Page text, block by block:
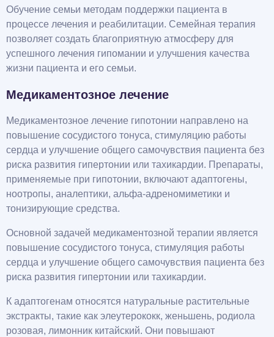
Обучение семьи методам поддержки пациента в
процессе лечения и реабилитации. Семейная терапия
позволяет создать благоприятную атмосферу для
успешного лечения гипомании и улучшения качества
жизни пациента и его семьи.
Медикаментозное лечение
Медикаментозное лечение гипотонии направлено на
повышение сосудистого тонуса, стимуляцию работы
сердца и улучшение общего самочувствия пациента без
риска развития гипертонии или тахикардии. Препараты,
применяемые при гипотонии, включают адаптогены,
ноотропы, аналептики, альфа-адреномиметики и
тонизирующие средства.
Основной задачей медикаментозной терапии является
повышение сосудистого тонуса, стимуляция работы
сердца и улучшение общего самочувствия пациента без
риска развития гипертонии или тахикардии.
К адаптогенам относятся натуральные растительные
экстракты, такие как элеутерококк, женьшень, родиола
розовая, лимонник китайский. Они повышают